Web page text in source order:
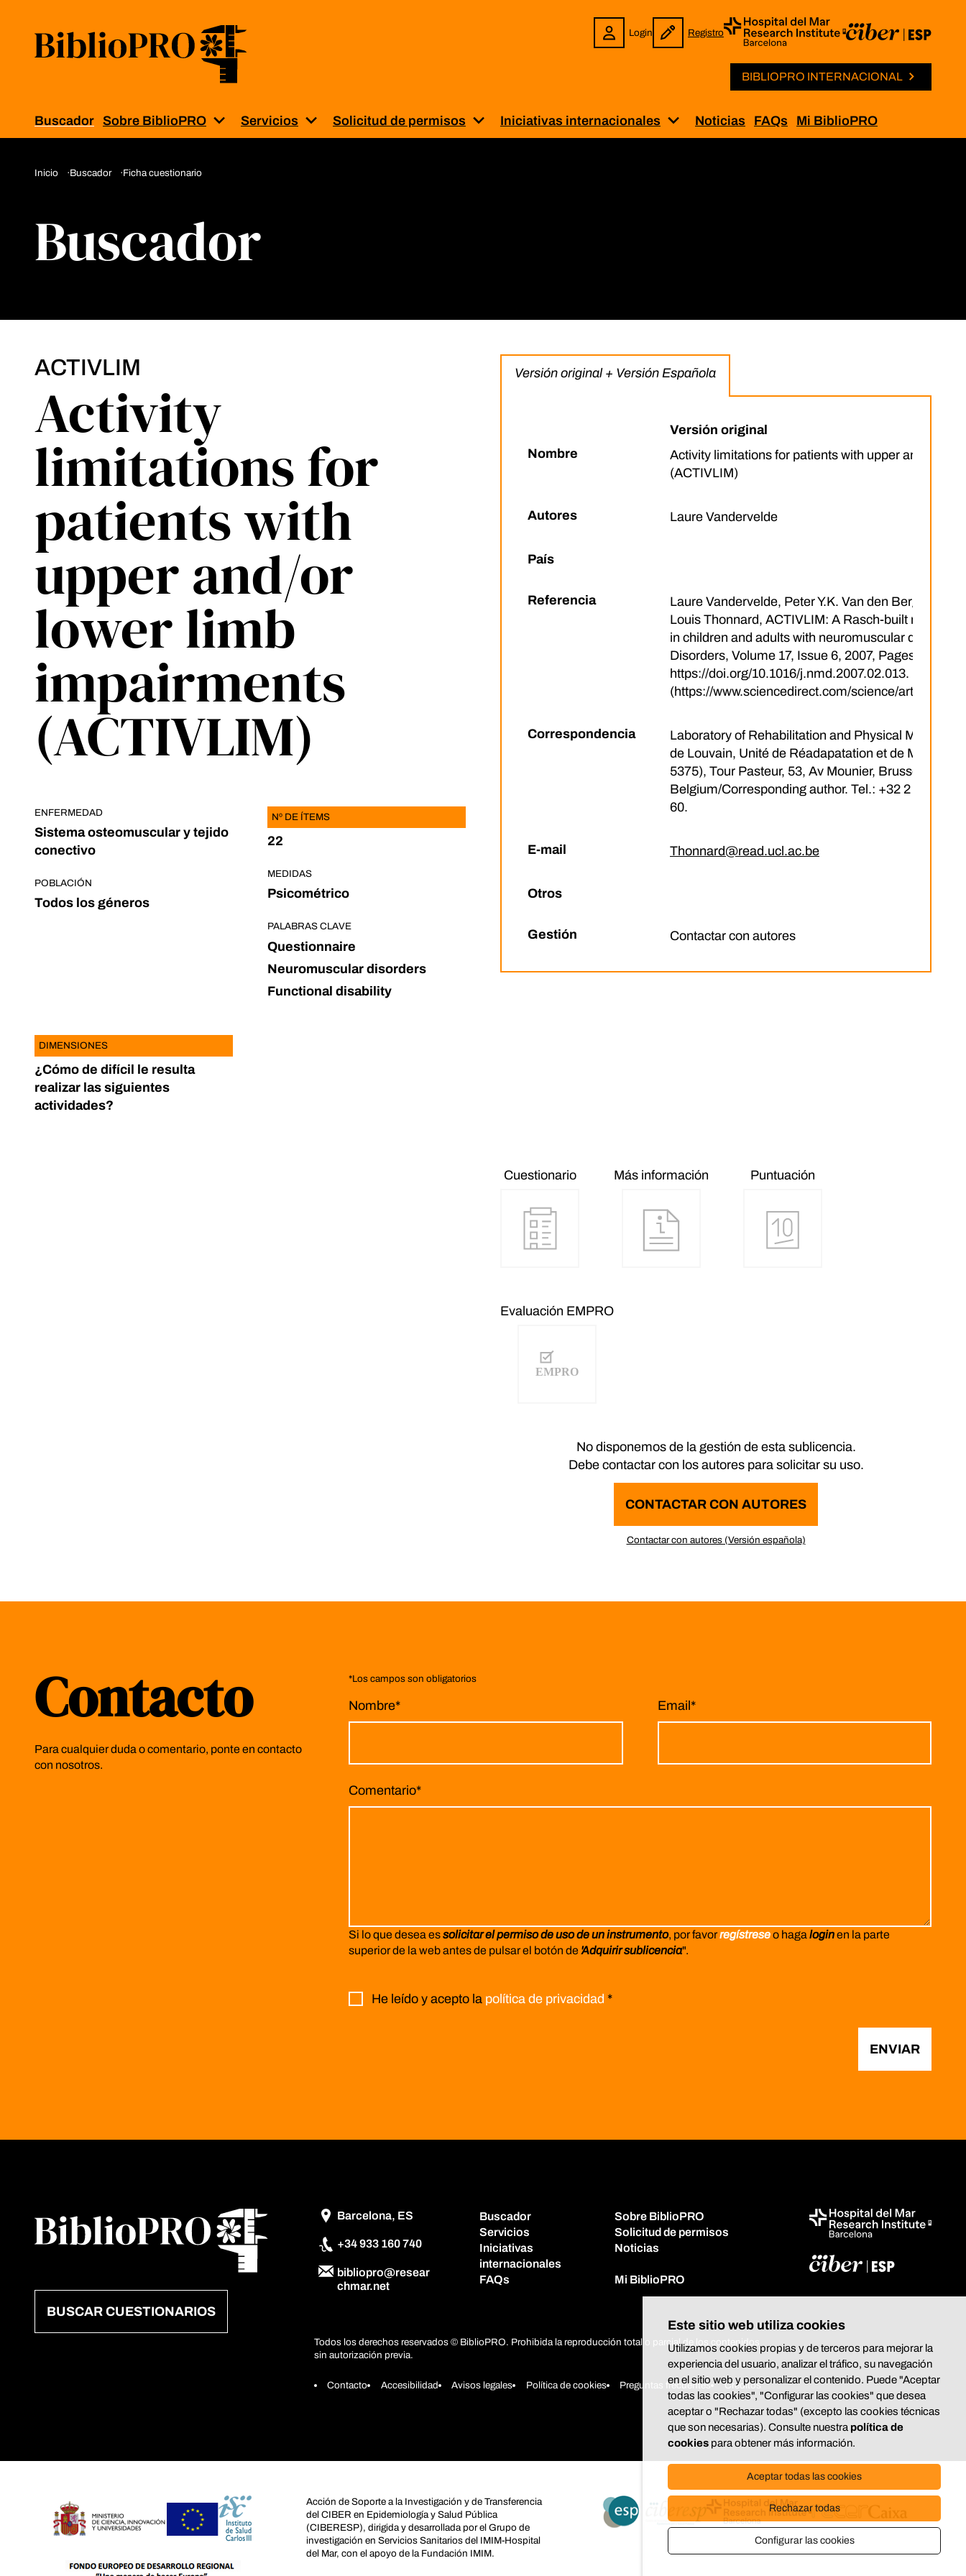
Login Registro
BIBLIOPRO INTERNACIONAL
Buscador Sobre BiblioPRO Muestra el submenú para “Sobre BiblioPRO”
Servicios Muestra el submenú para “Servicios”
Solicitud de permisos Muestra el submenú para “Solicitud de permisos”
Iniciativas internacionales Muestra el submenú para “Iniciativas
Noticias FAQs Mi BiblioPRO
Inicio Buscador Ficha cuestionario
Buscador
ACTIVLIM
Activity
limitations for
patients with
upper and/or
lower limb
impairments
(ACTIVLIM)
ENFERMEDAD
Sistema osteomuscular y tejido
conectivo
POBLACIÓN
Todos los géneros
Nº DE ÍTEMS
22
MEDIDAS
Psicométrico
PALABRAS CLAVE
Questionnaire
Neuromuscular disorders
Functional disability
DIMENSIONES
¿Cómo de difícil le resulta
realizar las siguientes
actividades?
Versión original + Versión Española
Versión original
Nombre
Activity limitations for patients with upper and/or
(ACTIVLIM)
Autores Laure Vandervelde
País
Referencia
Laure Vandervelde, Peter Y.K. Van den Bergh,
Louis Thonnard, ACTIVLIM: A Rasch-built
in children and adults with neuromuscular
Disorders, Volume 17, Issue 6, 2007, Pages 459-
https://doi.org/10.1016/j.nmd.2007.02.013.
(https://www.sciencedirect.com/science/article/pii/
Correspondencia
Laboratory of Rehabilitation and Physical Medicine,
de Louvain, Unité de Réadapatation et de
5375), Tour Pasteur, 53, Av Mounier, Brussels 1200,
Belgium/Corresponding author. Tel.: +32 2 764 53
60.
E-mail Thonnard@read.ucl.ac.be
Otros
Gestión Contactar con autores
Cuestionario Más información Puntuación
Evaluación EMPRO
No disponemos de la gestión de esta sublicencia.
Debe contactar con los autores para solicitar su uso.
CONTACTAR CON AUTORES
Contactar con autores (Versión española)
Contacto
Para cualquier duda o comentario, ponte en contacto
con nosotros.
*Los campos son obligatorios
Nombre* Email *
Comentario*
Si lo que desea essolicitar el permiso de uso de un instrumento, por favorregístreseo hagaloginen la parte
superior de la web antes de pulsar el botón de 'Adquirir sublicencia".
He leído y acepto la política de privacidad *
ENVIAR
BUSCAR CUESTIONARIOS
Barcelona, ES
+34 933 160 740
bibliopro@resear
chmar.net
Buscador
Sobre BiblioPRO
Servicios
Solicitud de permisos
Iniciativas
internacionales
Noticias
FAQs Mi BiblioPRO
Todos los derechos reservados © BiblioPRO. Prohibida la reproducción total o parcial de los contenidos
sin autorización previa.
Contacto Accesibilidad Avisos legales Política de cookies Preguntas frecuentes Créditos
Acción de Soporte a la Investigación y de Transferencia
del CIBER en Epidemiología y Salud Pública
(CIBERESP), dirigida y desarrollada por el Grupo de
investigación en Servicios Sanitarios del IMIM-Hospital
del Mar, con el apoyo de la Fundación IMIM.
Este sitio web utiliza cookies
Utilizamos cookies propias y de terceros para mejorar la
experiencia del usuario, analizar el tráfico, su navegación
en el sitio web y personalizar el contenido. Puede "Aceptar
todas las cookies", "Configurar las cookies" que desea
aceptar o "Rechazar todas" (excepto las cookies técnicas
que son necesarias). Consulte nuestra política de
cookies para obtener más información.
Aceptar todas las cookies
Rechazar todas
Configurar las cookies